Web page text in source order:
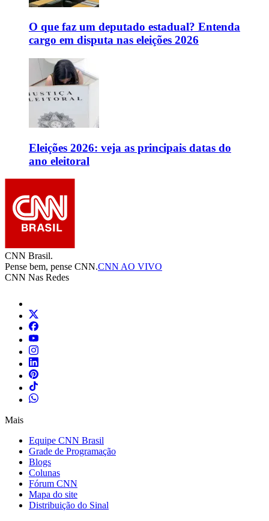
O que faz um deputado estadual? Entenda
cargo em disputa nas eleições 2026
Eleições 2026: veja as principais datas do
ano eleitoral
CNN Brasil.
Pense bem, pense CNN.CNN AO VIVO
CNN Nas Redes
Mais
Equipe CNN Brasil
Grade de Programação
Blogs
Colunas
Fórum CNN
Mapa do site
Distribuição do Sinal